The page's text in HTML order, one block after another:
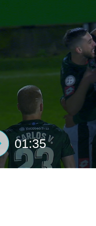
01:35